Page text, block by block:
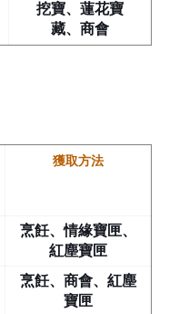
挖寶、蓮花寶
藏、商會
獲取方法
烹飪、情緣寶匣、
紅塵寶匣
烹飪、商會、紅塵
寶匣